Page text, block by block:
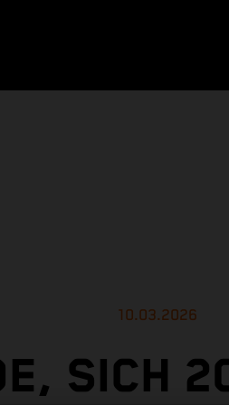
10.03.2026
SICH